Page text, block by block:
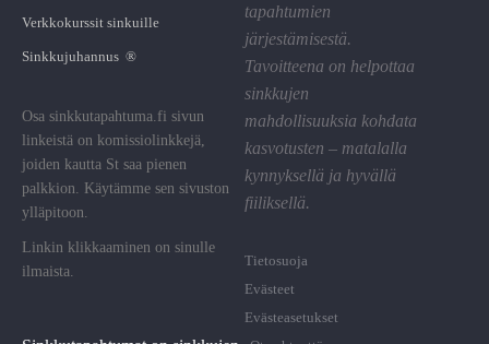
Verkkokurssit sinkuille
Sinkkujuhannus ®
Osa sinkkutapahtuma.fi sivun
linkeistä on komissiolinkkejä,
joiden kautta St saa pienen
palkkion. Käytämme sen sivuston
ylläpitoon.
Linkin klikkaaminen on sinulle
ilmaista.
tapahtumien
järjestämisestä.
Tavoitteena on helpottaa
sinkkujen
mahdollisuuksia kohdata
kasvotusten – matalalla
kynnyksellä ja hyvällä
fiiliksellä.
Tietosuoja
Evästeet
Evästeasetukset